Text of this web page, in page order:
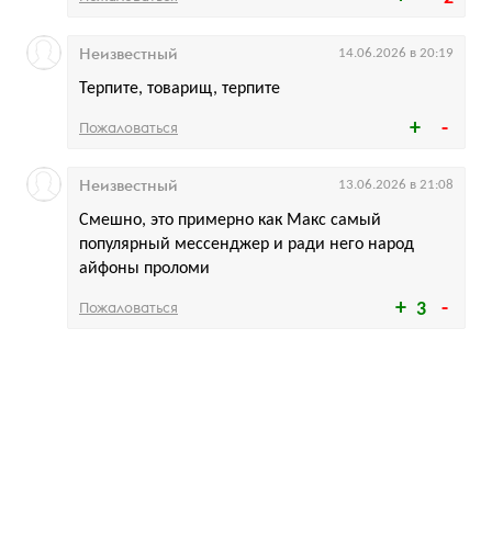
Терпите, товарищ, терпите
Неизвестный 14.06.2026 в 20:19
Пожаловаться
3
Смешно, это примерно как Макс самый
популярный мессенджер и ради него народ
айфоны проломи
Неизвестный 13.06.2026 в 21:08
Пожаловаться